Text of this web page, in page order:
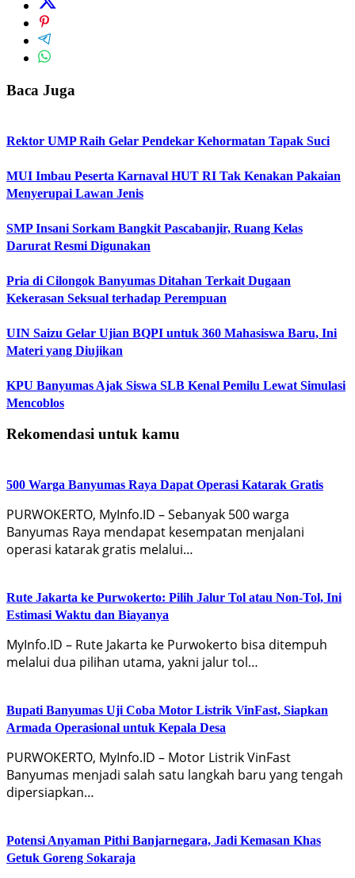
Baca Juga
Rektor UMP Raih Gelar Pendekar Kehormatan Tapak Suci
MUI Imbau Peserta Karnaval HUT RI Tak Kenakan Pakaian
Menyerupai Lawan Jenis
SMP Insani Sorkam Bangkit Pascabanjir, Ruang Kelas
Darurat Resmi Digunakan
Pria di Cilongok Banyumas Ditahan Terkait Dugaan
Kekerasan Seksual terhadap Perempuan
UIN Saizu Gelar Ujian BQPI untuk 360 Mahasiswa Baru, Ini
Materi yang Diujikan
KPU Banyumas Ajak Siswa SLB Kenal Pemilu Lewat Simulasi
Mencoblos
Rekomendasi untuk kamu
500 Warga Banyumas Raya Dapat Operasi Katarak Gratis
PURWOKERTO, MyInfo.ID – Sebanyak 500 warga
Banyumas Raya mendapat kesempatan menjalani
operasi katarak gratis melalui…
Rute Jakarta ke Purwokerto: Pilih Jalur Tol atau Non-Tol, Ini
Estimasi Waktu dan Biayanya
MyInfo.ID – Rute Jakarta ke Purwokerto bisa ditempuh
melalui dua pilihan utama, yakni jalur tol…
Bupati Banyumas Uji Coba Motor Listrik VinFast, Siapkan
Armada Operasional untuk Kepala Desa
PURWOKERTO, MyInfo.ID – Motor Listrik VinFast
Banyumas menjadi salah satu langkah baru yang tengah
dipersiapkan…
Potensi Anyaman Pithi Banjarnegara, Jadi Kemasan Khas
Getuk Goreng Sokaraja